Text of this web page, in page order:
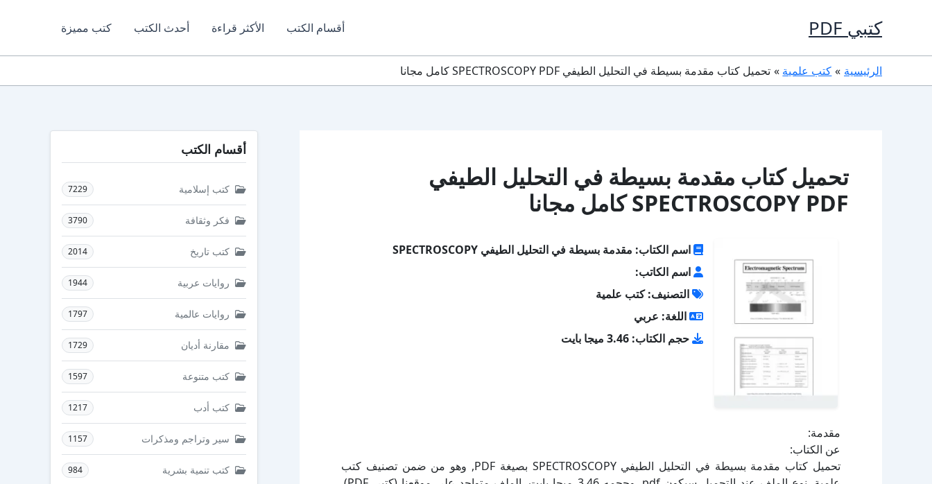
كتبي PDF أقسام الكتب الأكثر قراءة أحدث الكتب كتب مميزة
الرئيسية كتب علمية تحميل كتاب مقدمة بسيطة في التحليل الطيفي SPECTROSCOPY PDF كامل مجانا
تحميل كتاب مقدمة بسيطة في التحليل الطيفي
SPECTROSCOPY PDF كامل مجانا
اسم الكتاب: مقدمة بسيطة في التحليل الطيفي SPECTROSCOPY
اسم الكاتب:
التصنيف: كتب علمية
اللغة: عربي
حجم الكتاب: 3.46 ميجا بايت
مقدمة:
عن الكتاب:
تحميل كتاب مقدمة بسيطة في التحليل الطيفي SPECTROSCOPY بصيغة PDF, وهو من ضمن تصنيف كتب
أقسام الكتب
كتب إسلامية 7229
فكر وثقافة 3790
كتب تاريخ 2014
روايات عربية 1944
روايات عالمية 1797
مقارنة أديان 1729
كتب متنوعة 1597
كتب أدب 1217
سير وتراجم ومذكرات 1157
كتب تنمية بشرية 984